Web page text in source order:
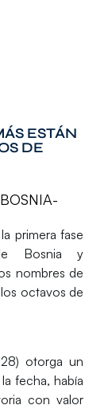
ESTÁN
DE
primera fase
Bosnia y
nombres de
octavos de
otorga un
fecha, había
con valor